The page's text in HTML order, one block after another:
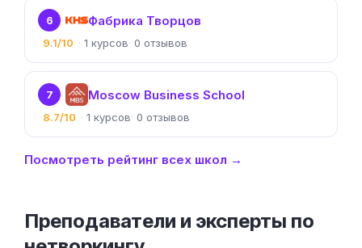
6 Фабрика Творцов
9.1/10 1 0
7 Moscow Business School
8.7/10 1 0
Посмотреть рейтинг всех школ →
Преподаватели и эксперты по